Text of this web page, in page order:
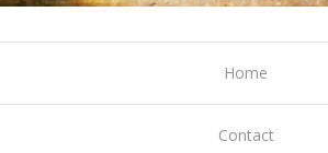
Home
Contact